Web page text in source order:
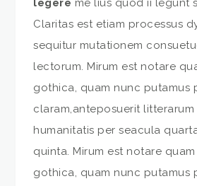
legere me lius quod ii legunt
Claritas est etiam processus
sequitur mutationem
lectorum. Mirum est notare
gothica, quam nunc putamus
claram,anteposuerit litterarum
humanitatis per seacula
quinta. Mirum est notare
gothica, quam nunc putamus